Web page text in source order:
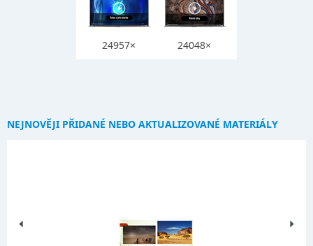
24957× 24048×
NEJNOVĚJI PŘIDANÉ NEBO AKTUALIZOVANÉ MATERIÁLY